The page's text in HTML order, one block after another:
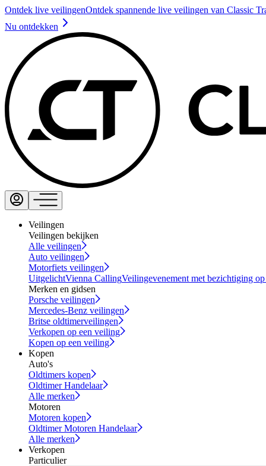
Ontdek live veilingenOntdek spannende live veilingen van Classic
Nu ontdekken
Veilingen
Veilingen bekijken
Alle veilingen
Auto veilingen
Motorfiets veilingen
UitgelichtVienna CallingVeilingevenement met bezichtiging
Merken en gidsen
Porsche veilingen
Mercedes-Benz veilingen
Britse oldtimerveilingen
Verkopen op een veiling
Kopen op een veiling
Kopen
Auto's
Oldtimers kopen
Oldtimer Handelaar
Alle merken
Motoren
Motoren kopen
Oldtimer Motoren Handelaar
Alle merken
Verkopen
Particulier